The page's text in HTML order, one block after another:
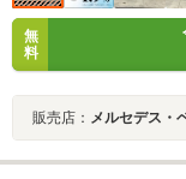
無
料
販売店： メルセデス・